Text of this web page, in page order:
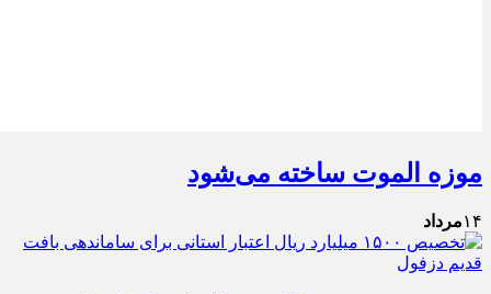
موزه الموت ساخته می‌شود
۱۴مرداد